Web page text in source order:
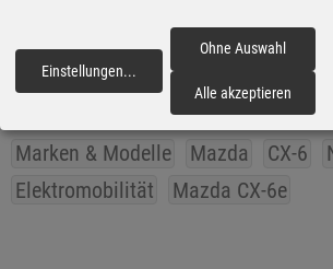
Veröffentlicht am 01.06.2026
Marken & Modelle Mazda CX-6
Elektromobilität
Mazda CX-6e
Einstellungen...
Ohne Auswahl
Alle akzeptieren